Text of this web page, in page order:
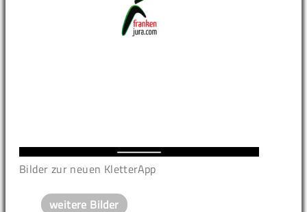
Bilder zur neuen KletterApp
weitere Bilder